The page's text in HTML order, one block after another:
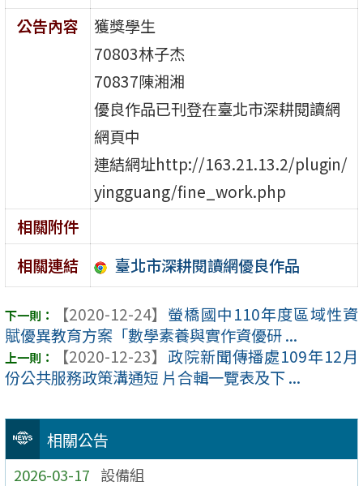
相關公告
2026-03-17 設備組
公告內容
獲獎學生
70803林子杰
70837陳湘湘
優良作品已刊登在臺北市深耕閱讀網
網頁中
連結網址http://163.21.13.2/plugin/
yingguang/fine_work.php
相關附件
相關連結
臺北市深耕閱讀網優良作品
【2020-12-24】 螢橋國中110年度區域性資
賦優異教育方案「數學素養與實作資優研 ...
【2020-12-23】 政院新聞傳播處109年12月
份公共服務政策溝通短 片合輯一覽表及下 ...